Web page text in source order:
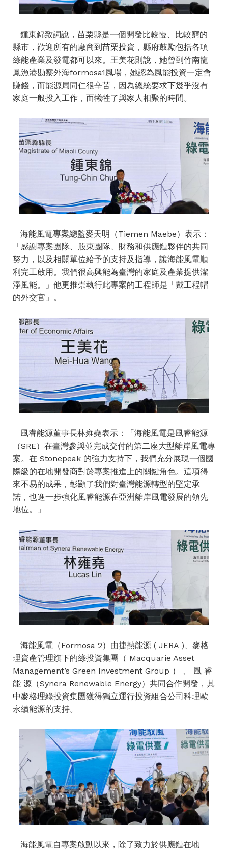
鍾東錦致詞說，苗栗縣是一個開發比較慢、比較窮的
縣市，歡迎所有的廠商到苗栗投資，縣府鼓勵包括各項
綠能產業及發電都可以來。王美花則說，她曾到竹南龍
鳳漁港勘察外海formosa1風場，她認為風能投資一定會
賺錢，而能源局同仁很辛苦，因為總統要求下幾乎沒有
家庭一般投入工作，而犧牲了與家人相聚的時間。
海能風電專案總監麥天明（Tiemen Maebe）表示：
「感謝專案團隊、股東團隊、財務和供應鏈夥伴的共同
努力，以及相關單位給予的支持及指導，讓海能風電順
利完工啟用。我們很高興能為臺灣的家庭及產業提供潔
淨風能。」他更推崇執行此專案的工程師是「戴工程帽
的外交官」。
風睿能源董事長林雍堯表示：「海能風電是風睿能源
（SRE）在臺灣參與並完成交付的第二座大型離岸風電專
案。在 Stonepeak 的強力支持下，我們充分展現一個國
際級的在地開發商對於專案推進上的關鍵角色。這項得
來不易的成果，彰顯了我們對臺灣能源轉型的堅定承
諾，也進一步強化風睿能源在亞洲離岸風電發展的領先
地位。」
海能風電（Formosa 2）由捷熱能源 ( JERA )、麥格
理資產管理旗下的綠投資集團（ Macquarie Asset
Management’s Green Investment Group ） 、 風 睿
能 源（Synera Renewable Energy）共同合作開發，其
中麥格理綠投資集團獲得獨立運行投資組合公司科理歐
永續能源的支持。
海能風電自專案啟動以來，除了致力於供應鏈在地